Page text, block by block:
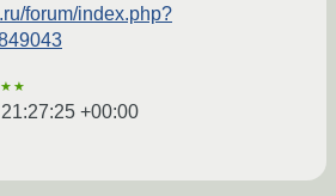
forum/index.php?
+00:00